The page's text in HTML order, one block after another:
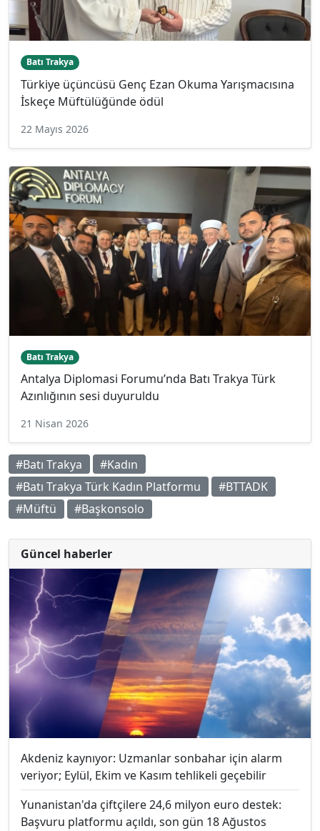
Batı Trakya
Türkiye üçüncüsü Genç Ezan Okuma Yarışmacısına
İskeçe Müftülüğünde ödül
22 Mayıs 2026
Batı Trakya
Antalya Diplomasi Forumu’nda Batı Trakya Türk
Azınlığının sesi duyuruldu
21 Nisan 2026
#Batı Trakya
#Kadın
#Batı Trakya Türk Kadın Platformu
#BTTADK
#Müftü
#Başkonsolo
Güncel haberler
Akdeniz kaynıyor: Uzmanlar sonbahar için alarm
veriyor; Eylül, Ekim ve Kasım tehlikeli geçebilir
Yunanistan'da çiftçilere 24,6 milyon euro destek:
Başvuru platformu açıldı, son gün 18 Ağustos